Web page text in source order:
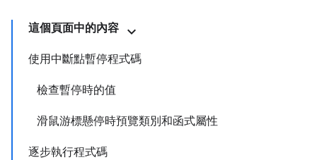
這個頁面中的內容
使用中斷點暫停程式碼
檢查暫停時的值
滑鼠游標懸停時預覽類別和函式屬性
逐步執行程式碼